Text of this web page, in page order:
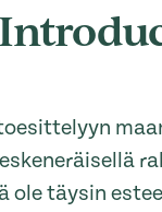
ole täysin